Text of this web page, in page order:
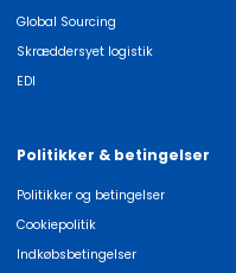
Global Sourcing
Skræddersyet logistik
EDI
Politikker & betingelser
Politikker og betingelser
Cookiepolitik
Indkøbsbetingelser